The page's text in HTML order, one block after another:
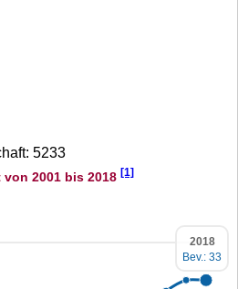
5233
2001 bis 2018 [1]
2018
Bev.: 33